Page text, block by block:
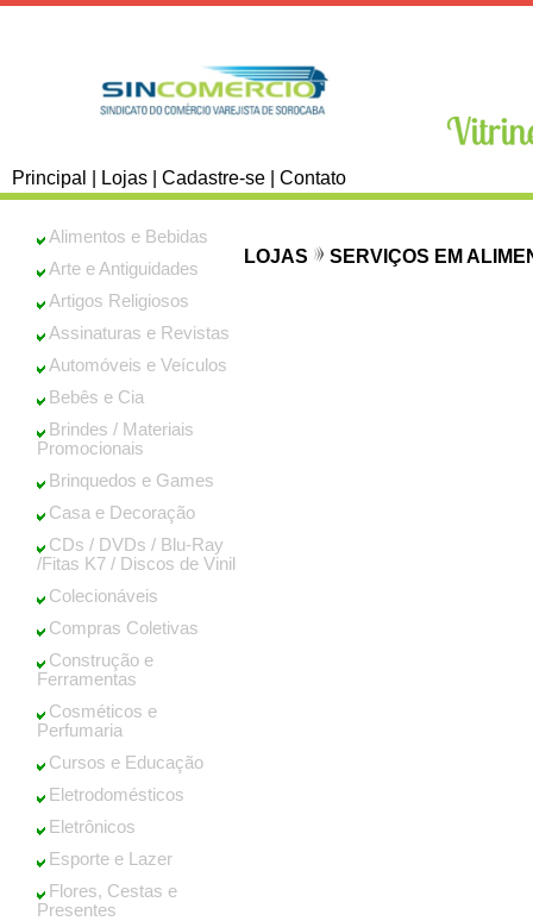
Principal Lojas Cadastre-se Contato
Alimentos e Bebidas
Arte e Antiguidades
Artigos Religiosos
Assinaturas e Revistas
Automóveis e Veículos
Bebês e Cia
Brindes / Materiais
Promocionais
Brinquedos e Games
Casa e Decoração
CDs / DVDs / Blu-Ray
/Fitas K7 / Discos de Vinil
Colecionáveis
Compras Coletivas
Construção e
Ferramentas
Cosméticos e
Perfumaria
Cursos e Educação
Eletrodomésticos
Eletrônicos
Esporte e Lazer
Flores, Cestas e
Presentes
LOJAS SERVIÇOS EM